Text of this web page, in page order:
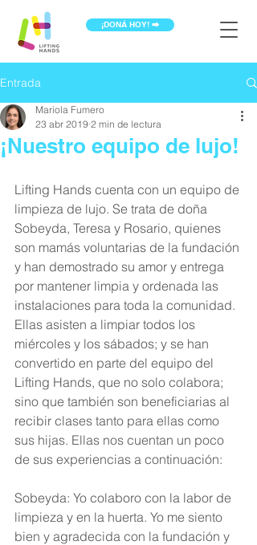
¡DONÁ HOY! ⮕
Entrada
¡Nuestro equipo de lujo!
Mariola Fumero
23 abr 2019 2 min de lectura
Lifting Hands cuenta con un equipo de
limpieza de lujo. Se trata de doña
Sobeyda, Teresa y Rosario, quienes
son mamás voluntarias de la fundación
y han demostrado su amor y entrega
por mantener limpia y ordenada las
instalaciones para toda la comunidad.
Ellas asisten a limpiar todos los
miércoles y los sábados; y se han
convertido en parte del equipo del
Lifting Hands, que no solo colabora;
sino que también son beneficiarias al
recibir clases tanto para ellas como
sus hijas. Ellas nos cuentan un poco
de sus experiencias a continuación:
Sobeyda: Yo colaboro con la labor de
limpieza y en la huerta. Yo me siento
bien y agradecida con la fundación y